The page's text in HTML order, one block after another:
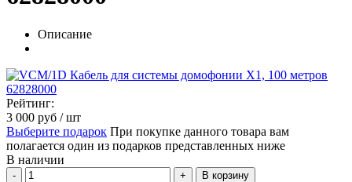
Описание
Рейтинг:
3 000 руб / шт
Выберите подарок При покупке данного товара вам
полагается один из подарков представленных ниже
В наличии
В корзину